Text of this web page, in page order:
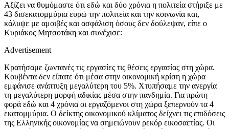
Αξίζει να θυμόμαστε ότι εδώ και δύο χρόνια η πολιτεία στήριξε με
43 δισεκατομμύρια ευρώ την πολιτεία και την κοινωνία και,
κάλυψε με αμοιβές και ασφάλιση όσους δεν δούλεψαν, είπε ο
Κυριάκος Μητσοτάκη και συνέχισε:
Advertisement
Κρατήσαμε ζωντανές τις εργασίες τις θέσεις εργασίας στη χώρα.
Κουβέντα δεν είπατε ότι μέσα στην οικονομική κρίση η χώρα
εμφάνισε ανάπτυξη μεγαλύτερη του 5%. Χτυπήσαμε την ανεργία
τη μεγαλύτερη μορφή αδικίας μέσα στην πανδημία. Για πρώτη
φορά εδώ και 4 χρόνια οι εργαζόμενοι στη χώρα ξεπερνούν τα 4
εκατομμύρια. Ο δείκτης οικονομικού κλίματος δείχνει τις επιδόσεις
της Ελληνικής οικονομίας να σημειώνουν ρεκόρ εικοσαετίας. Οι